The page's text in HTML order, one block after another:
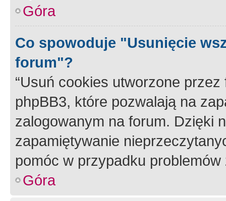
Góra
Co spowoduje "Usunięcie
forum"?
“Usuń cookies utworzone
phpBB3, które pozwalają na
zalogowanym na forum. Dzięki
zapamiętywanie
pomóc w przypadku
Góra